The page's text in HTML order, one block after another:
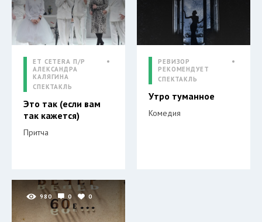
ET CETERA П/Р
АЛЕКСАНДРА
КАЛЯГИНА
СПЕКТАКЛЬ
Это так (если вам
так кажется)
Притча
РЕВИЗОР
РЕКОМЕНДУЕТ
СПЕКТАКЛЬ
Утро туманное
Комедия
980 0 0